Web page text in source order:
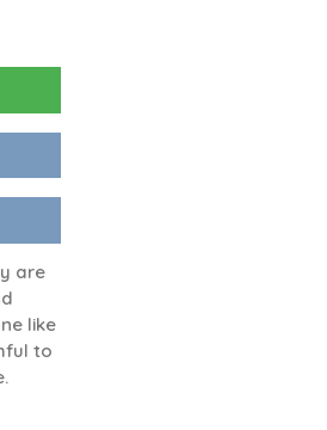
are
like
to